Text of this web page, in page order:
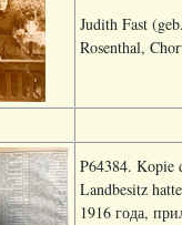
Judith Fast
Rosenthal,
P64384. Kopie
Landbesitz
1916 года,